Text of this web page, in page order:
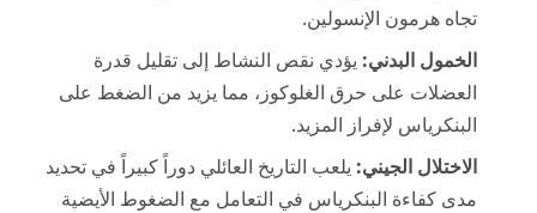
تجاه هرمون الإنسولين.
الخمول البدني: يؤدي نقص النشاط إلى تقليل قدرة
العضلات على حرق الغلوكوز، مما يزيد من الضغط على
البنكرياس لإفراز المزيد.
الاختلال الجيني: يلعب التاريخ العائلي دوراً كبيراً في تحديد
مدى كفاءة البنكرياس في التعامل مع الضغوط الأيضية